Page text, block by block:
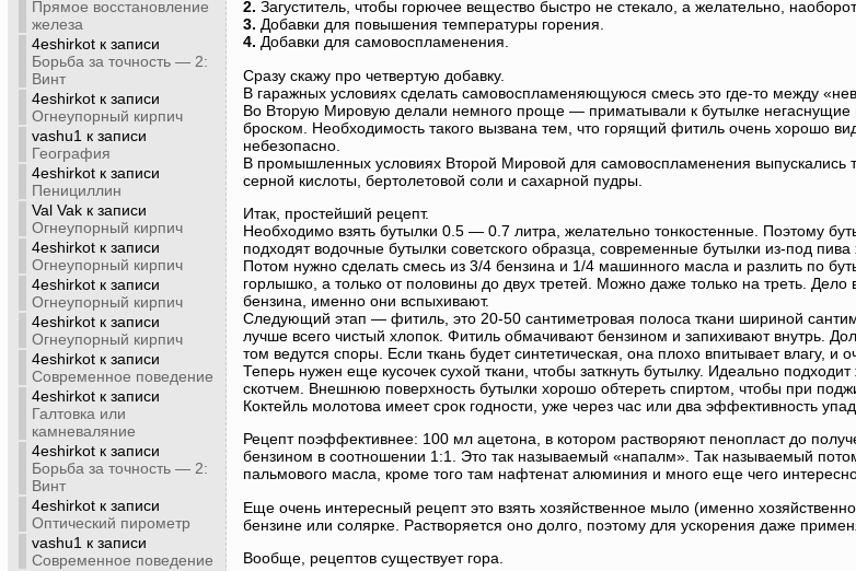
Прямое восстановление
железа
4eshirkotк записи
Борьба за точность — 2:
Винт
4eshirkotк записи
Огнеупорный кирпич
vashu1 к записи
География
4eshirkotк записи
Пенициллин
Val Vakк записи
Огнеупорный кирпич
4eshirkotк записи
Огнеупорный кирпич
4eshirkotк записи
Огнеупорный кирпич
4eshirkotк записи
Огнеупорный кирпич
4eshirkotк записи
Современное поведение
4eshirkotк записи
Галтовка или
камневаляние
4eshirkotк записи
Борьба за точность — 2:
Винт
4eshirkotк записи
Оптический пирометр
vashu1 к записи
Современное поведение
2. Загуститель, чтобы горючее вещество быстро не стекало, а желательно,
3. Добавки для повышения температуры горения.
4. Добавки для самовоспламенения.
Сразу скажу про четвертую добавку.
В гаражных условиях сделать самовоспламеняющуюся смесь это где-то между
Во Вторую Мировую делали немного проще — приматывали к бутылке негаснущие
броском. Необходимость такого вызвана тем, что горящий фитиль очень хорошо
небезопасно.
В промышленных условиях Второй Мировой для самовоспламенения выпускались
серной кислоты, бертолетовой соли и сахарной пудры.
Итак, простейший рецепт.
Необходимо взять бутылки 0.5 — 0.7 литра, желательно тонкостенные. Поэтому
подходят водочные бутылки советского образца, современные бутылки из-под
Потом нужно сделать смесь из 3/4 бензина и 1/4 машинного масла и разлить по
горлышко, а только от половины до двух третей. Можно даже только на треть.
бензина, именно они вспыхивают.
Следующий этап — фитиль, это 20-50 сантиметровая полоса ткани шириной
лучше всего чистый хлопок. Фитиль обмачивают бензином и запихивают внутрь.
том ведутся споры. Если ткань будет синтетическая, она плохо впитывает влагу, и
Теперь нужен еще кусочек сухой ткани, чтобы заткнуть бутылку. Идеально
скотчем. Внешнюю поверхность бутылки хорошо обтереть спиртом, чтобы при
Коктейль молотова имеет срок годности, уже через час или два эффективность
Рецепт поэффективнее: 100 мл ацетона, в котором растворяют пенопласт до
бензином в соотношении 1:1. Это так называемый «напалм». Так называемый
пальмового масла, кроме того там нафтенат алюминия и много еще чего
Еще очень интересный рецепт это взять хозяйственное мыло (именно
бензине или солярке. Растворяется оно долго, поэтому для ускорения даже
Вообще, рецептов существует гора.